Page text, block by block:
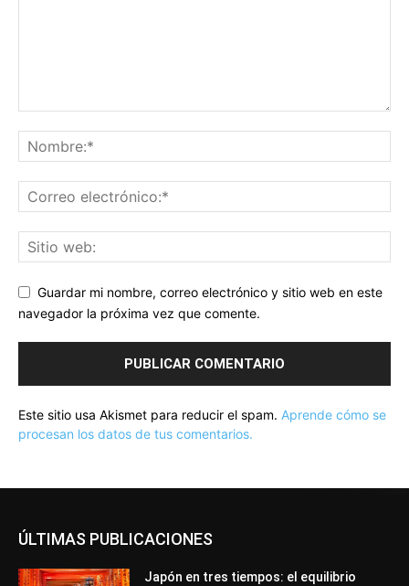
Guardar mi nombre, correo electrónico y sitio web en este
navegador la próxima vez que comente.
Este sitio usa Akismet para reducir el spam. Aprende cómo se
procesan los datos de tus comentarios.
ÚLTIMAS PUBLICACIONES
Japón en tres tiempos: el equilibrio